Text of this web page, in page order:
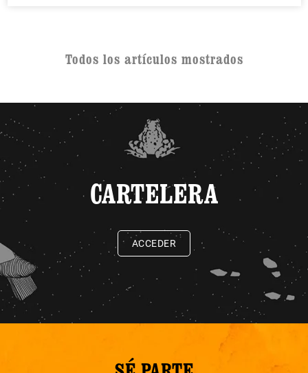
Todos los artículos mostrados
CARTELERA
ACCEDER